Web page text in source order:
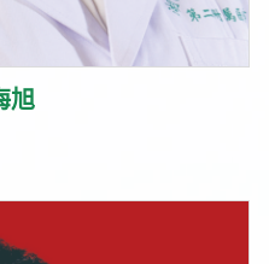
旭